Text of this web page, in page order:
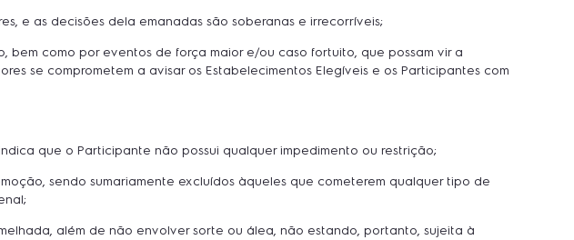
e as decisões dela emanadas são soberanas e irrecorríveis;
bem como por eventos de força maior e/ou caso fortuito, que possam vir a
se comprometem a avisar os Estabelecimentos Elegíveis e os Participantes com
que o Participante não possui qualquer impedimento ou restrição;
sendo sumariamente excluídos àqueles que cometerem qualquer tipo de
além de não envolver sorte ou álea, não estando, portanto, sujeita à